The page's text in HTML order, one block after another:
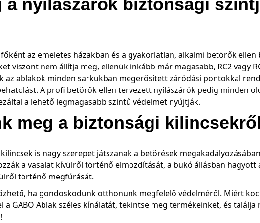
a nyílászárók biztonsági
az emeletes házakban és a gyakorlatlan, alkalmi betörők
viszont nem állítja meg, ellenük inkább már magasabb, RC2 vagy
az ablakok minden sarkukban megerősített záródási pontokkal
A profi betörők ellen tervezett nyílászárók pedig minden
a lehető legmagasabb szintű védelmet nyújtják.
meg a biztonsági
is nagy szerepet játszanak a betörések
a vasalat kívülről történő elmozdítását, a bukó állásban hagyott
történő megfúrását.
ha gondoskodunk otthonunk megfelelő védelméről. Miért
a GABO Ablak széles kínálatát, tekintse meg termékeinket, és találja